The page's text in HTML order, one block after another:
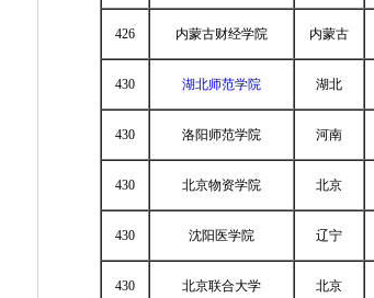
426 内蒙古财经学院 内蒙古
430 湖北师范学院 湖北
430 洛阳师范学院 河南
430 北京物资学院 北京
430 沈阳医学院 辽宁
430 北京联合大学 北京